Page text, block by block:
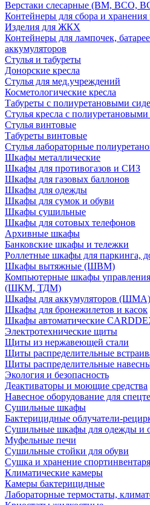
Верстаки слесарные (ВМ, ВСО,
Контейнеры для сбора и
Изделия для ЖКХ
Контейнеры для лампочек,
аккумуляторов
Стулья и табуреты
Донорские кресла
Стулья для мед.учреждений
Косметологические кресла
Табуреты с полиуретановыми
Стулья кресла с
Стулья винтовые
Табуреты винтовые
Стулья лабораторные
Шкафы металлические
Шкафы для противогазов и СИЗ
Шкафы для газовых баллонов
Шкафы для одежды
Шкафы для сумок и обуви
Шкафы сушильные
Шкафы для сотовых телефонов
Архивные шкафы
Банковские шкафы и тележки
Роллетные шкафы для паркинга,
Шкафы вытяжные (ШВМ)
Компьютерные шкафы
(ШКМ, ТДМ)
Шкафы для аккумуляторов (ШМА)
Шкафы для бронежилетов и касок
Шкафы автоматические
Электротехнические щиты
Щиты из нержавеющей стали
Щиты распределительные
Щиты распределительные
Экология и безопасность
Деактиваторы и моющие средства
Навесное оборудование для
Сушильные шкафы
Бактерицидные облучатели-
Сушильные шкафы для одежды и
Муфельные печи
Сушильные стойки для обуви
Сушка и хранение
Климатические камеры
Камеры бактерицидные
Лабораторные термостаты,